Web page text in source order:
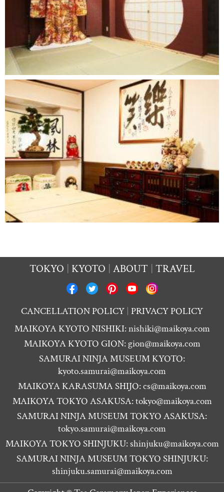
TOKYO KYOTO ABOUT TRAVEL
CANCELLATION POLICY PRIVACY POLICY
MAIKOYA KYOTO NISHIKI:nishiki@maikoya.com
MAIKOYA KYOTO GION: gion@maikoya.com
SAMURAI NINJA MUSEUM KYOTO:
kyoto.samurai@maikoya.com
MAIKOYA KARASUMA SHIJO:cs@maikoya.com
MAIKOYA TOKYO ASAKUSA:tokyo@maikoya.com
SAMURAI NINJA MUSEUM TOKYO ASAKUSA:
tokyo.samurai@maikoya.com
MAIKOYA TOKYO SHINJUKU:shinjuku@maikoya.com
SAMURAI NINJA MUSEUM TOKYO SHINJUKU:
shinjuku.samurai@maikoya.com